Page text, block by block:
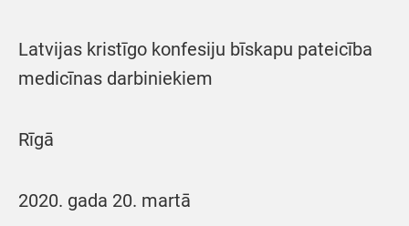
Latvijas kristīgo konfesiju bīskapu pateicība
medicīnas darbiniekiem
Rīgā
2020. gada 20. martā